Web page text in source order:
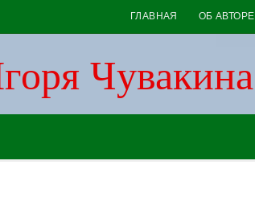
ГЛАВНАЯ ОБ АВТОРЕ
Чувакина